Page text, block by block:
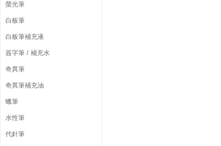
螢光筆
白板筆
白板筆補充液
簽字筆 / 補充水
奇異筆
奇異筆補充油
蠟筆
水性筆
代針筆